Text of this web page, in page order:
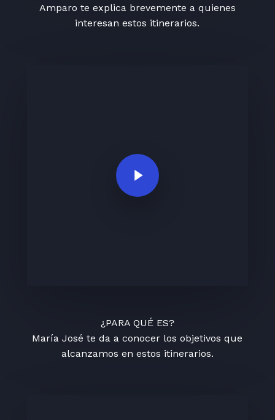
Amparo te explica brevemente a quienes
interesan estos itinerarios.
Play Video
¿PARA QUÉ ES?
María José te da a conocer los objetivos que
alcanzamos en estos itinerarios.